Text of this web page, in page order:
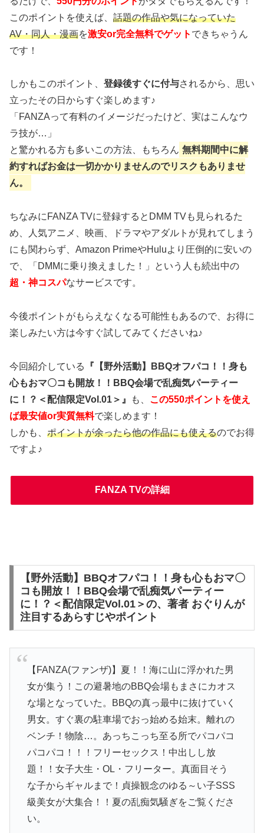
このポイントを使えば、 話題の作品や気になっていた
AV・同人・漫画を激安or完全無料でゲット できちゃうん
です！
しかもこのポイント、 登録後すぐに付与されるから、思い
立ったその日からすぐ楽しめます♪
「FANZAって有料のイメージだったけど、実はこんなウ
ラ技が…」
と驚かれる方も多いこの方法、もちろん 無料期間中に解
約すればお金は一切かかりませんのでリスクもありませ
ん。
ちなみにFANZA TVに登録するとDMM TVも見られるた
め、人気アニメ、映画、ドラマやアダルトが見れてしまう
にも関わらず、Amazon PrimeやHuluより圧倒的に安いの
で、「DMMに乗り換えました！」という人も続出中の
超・神コスパなサービスです。
今後ポイントがもらえなくなる可能性もあるので、お得に
楽しみたい方は今すぐ試してみてくださいね♪
今回紹介している
『【野外活動】BBQオフパコ！！身も
心もおマ〇コも開放！！BBQ会場で乱痴気パーティー
に！？＜配信限定Vol.01＞』
も、 この550ポイントを使え
ば最安値or実質無料で楽しめます！
しかも、 ポイントが余ったら他の作品にも使えるのでお得
ですよ♪
FANZA TVの詳細
【野外活動】BBQオフパコ！！身も心もおマ〇
コも開放！！BBQ会場で乱痴気パーティー
に！？＜配信限定Vol.01＞の、著者 おぐりんが
注目するあらすじやポイント
【FANZA(ファンザ)】夏！！海に山に浮かれた男
女が集う！この避暑地のBBQ会場もまさにカオス
な場となっていた。BBQの真っ最中に抜けていく
男女。すぐ裏の駐車場でおっ始める始末。離れの
ベンチ！物陰…。あっちこっち至る所でパコパコ
パコパコ！！！フリーセックス！中出しし放
題！！女子大生・OL・フリーター。真面目そう
な子からギャルまで！貞操観念のゆる～い子SSS
級美女が大集合！！夏の乱痴気騒ぎをご覧くださ
い。